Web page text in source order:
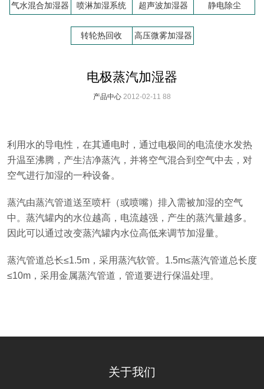
气水混合加湿器 喷淋加湿系统 超声波加湿器 静电除尘
转轮热回收 高压微雾加湿器
电极蒸汽加湿器
产品中心 2012-02-11 88
利用水的导电性，在其通电时，通过电极间的电流使水发热
升温至沸腾，产生洁净蒸汽，并将空气混合到空气中去，对
空气进行加湿的一种设备。
蒸汽由蒸汽管道送至喷杆（或喷嘴）排入需被加湿的空气
中。蒸汽罐内的水位越高，电流越强，产生的蒸汽量越多。
因此可以通过改变蒸汽罐内水位高低来调节加湿量。
蒸汽管道总长≤1.5m，采用蒸汽软管。1.5m≤蒸汽管道总长度
≤10m，采用金属蒸汽管道，管道要进行保温处理。
关于我们